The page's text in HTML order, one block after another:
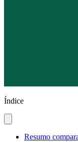
Índice
Resumo